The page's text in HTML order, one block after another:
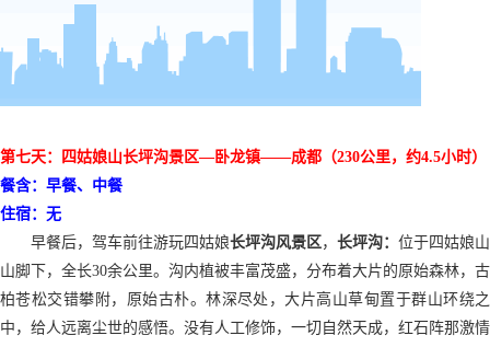
第七天：四姑娘山长坪沟景区—卧龙镇——成都（230公里，约4.5小时）
餐含：早餐、中餐
住宿：无
早餐后，驾车前往游玩四姑娘长坪沟风景区， 长坪沟： 位于四姑娘山
山脚下，全长30余公里。沟内植被丰富茂盛，分布着大片的原始森林，古
柏苍松交错攀附，原始古朴。林深尽处，大片高山草甸置于群山环绕之
中，给人远离尘世的感悟。没有人工修饰，一切自然天成，红石阵那激情